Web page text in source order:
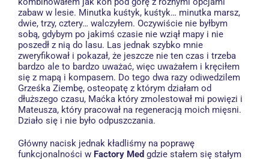
zabaw w lesie. Minutka kuśtyk, kuśtyk… minutka marsz,
dwie, trzy, cztery… walczyłem. Oczywiście nie byłbym
sobą, gdybym po jakimś czasie nie wziął mapy i nie
poszedł z nią do lasu. Las jednak szybko mnie
zweryfikował i pokazał, że jeszcze nie ten czas i trzeba
bardzo ale to bardzo uważać, więc uważałem i kręciłem
się z mapą i kompasem. Do tego dwa razy odiwedzilem
Grześka Ziembę, osteopatę z którym działam od
dłuższego czasu, Maćka który zmolestował mi powięzi i
Mateusza, który pracował na regeneracją moich mięsni.
Działo się i nie było odpuszczania.
Główny nacisk jednak kładliśmy na poprawę
funkcjonalności w Factory Med gdzie stałem się stałym